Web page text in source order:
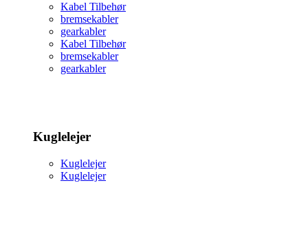
Kabel Tilbehør
bremsekabler
gearkabler
Kabel Tilbehør
bremsekabler
gearkabler
Kuglelejer
Kuglelejer
Kuglelejer